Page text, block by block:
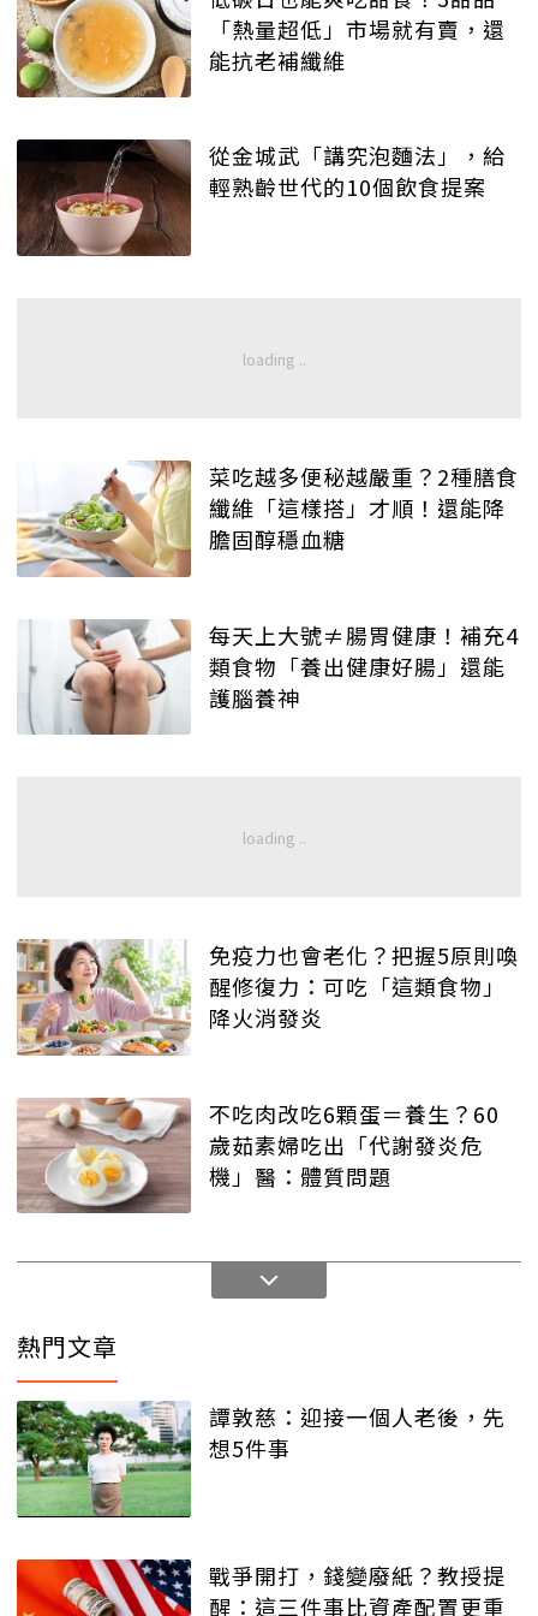
「熱量超低」市場就有賣，還
能抗老補纖維
從金城武「講究泡麵法」，給
輕熟齡世代的10個飲食提案
菜吃越多便秘越嚴重？2種膳食
纖維「這樣搭」才順！還能降
膽固醇穩血糖
每天上大號≠腸胃健康！補充4
類食物「養出健康好腸」還能
護腦養神
免疫力也會老化？把握5原則喚
醒修復力：可吃「這類食物」
降火消發炎
不吃肉改吃6顆蛋＝養生？60
歲茹素婦吃出「代謝發炎危
機」醫：體質問題
熱門文章
譚敦慈：迎接一個人老後，先
想5件事
戰爭開打，錢變廢紙？教授提
醒：這三件事比資產配置更重